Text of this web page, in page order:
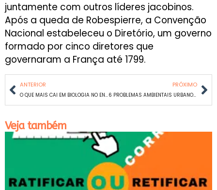
juntamente com outros líderes jacobinos.
Após a queda de Robespierre, a Convenção
Nacional estabeleceu o Diretório, um governo
formado por cinco diretores que
governaram a França até 1799.
ANTERIOR
O QUE MAIS CAI EM BIOLOGIA NO ENEM: DICAS E CONTEÚDOS ESSENCIAIS
PRÓXIMO
6 PROBLEMAS AMBIENTAIS URBANOS QUE CAEM NO VESTIBULAR: CONHEÇA-OS AGORA!
Veja também